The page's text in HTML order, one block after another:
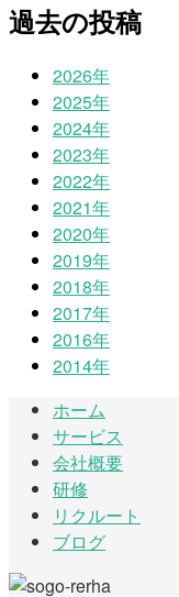
過去の投稿
2026年
2025年
2024年
2023年
2022年
2021年
2020年
2019年
2018年
2017年
2016年
2014年
ホーム
サービス
会社概要
研修
リクルート
ブログ